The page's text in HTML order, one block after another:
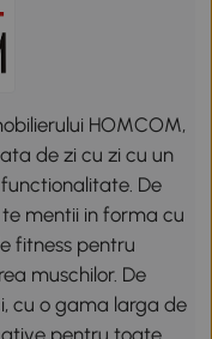
HOMCOM,
de zi cu zi cu un
De
mentii in forma cu
fitness pentru
muschilor. De
cu o gama larga de